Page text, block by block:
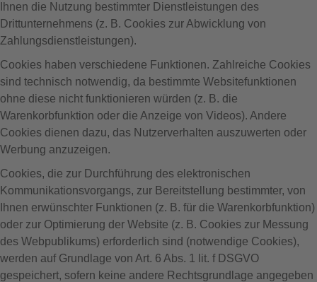
Ihnen die Nutzung bestimmter Dienstleistungen des
Drittunternehmens (z. B. Cookies zur Abwicklung von
Zahlungsdienstleistungen).
Cookies haben verschiedene Funktionen. Zahlreiche Cookies
sind technisch notwendig, da bestimmte Websitefunktionen
ohne diese nicht funktionieren würden (z. B. die
Warenkorbfunktion oder die Anzeige von Videos). Andere
Cookies dienen dazu, das Nutzerverhalten auszuwerten oder
Werbung anzuzeigen.
Cookies, die zur Durchführung des elektronischen
Kommunikationsvorgangs, zur Bereitstellung bestimmter, von
Ihnen erwünschter Funktionen (z. B. für die Warenkorbfunktion)
oder zur Optimierung der Website (z. B. Cookies zur Messung
des Webpublikums) erforderlich sind (notwendige Cookies),
werden auf Grundlage von Art. 6 Abs. 1 lit. f DSGVO
gespeichert, sofern keine andere Rechtsgrundlage angegeben